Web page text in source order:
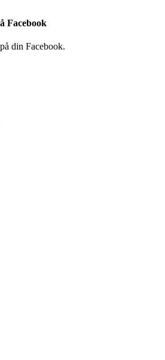
Facebook
din Facebook.